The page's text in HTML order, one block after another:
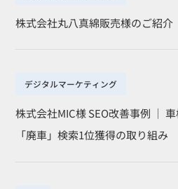
株式会社丸八真綿販売様のご紹介
デジタルマーケティング
株式会社MIC様 SEO改善事例 ｜
「廃車」検索1位獲得の取り組み